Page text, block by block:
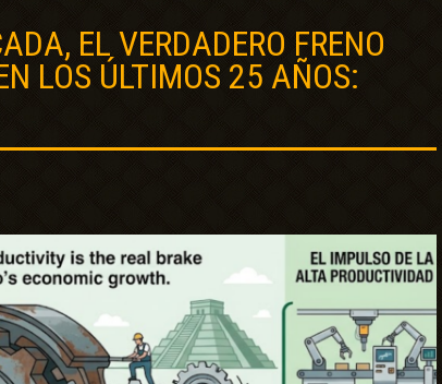
EL VERDADERO FRENO
LOS ÚLTIMOS 25 AÑOS: